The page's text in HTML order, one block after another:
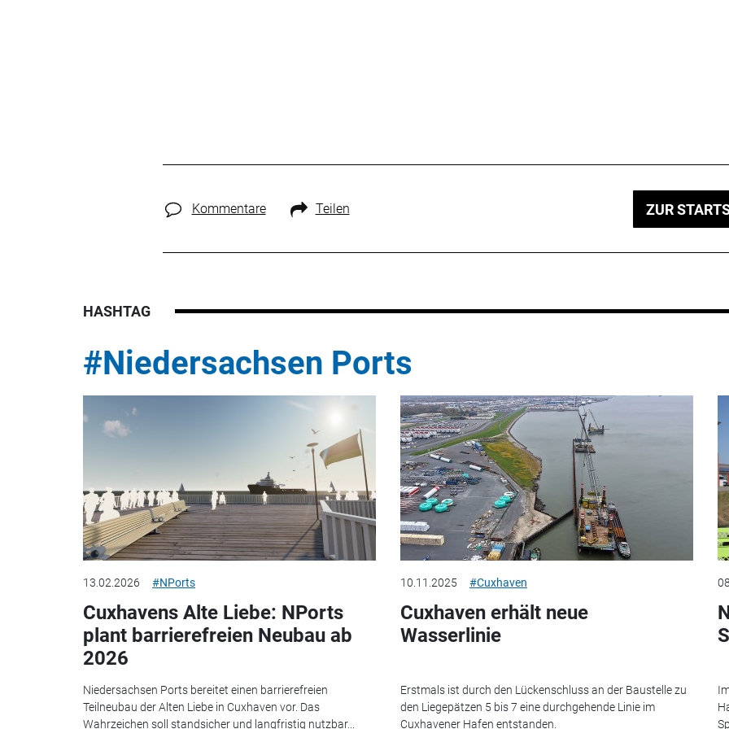
Kommentare Teilen ZUR
HASHTAG
#Niedersachsen Ports
13.02.2026 #NPorts
Cuxhavens Alte Liebe: NPorts
plant barrierefreien Neubau ab
2026
Niedersachsen Ports bereitet einen barrierefreien
Teilneubau der Alten Liebe in Cuxhaven vor. Das
Wahrzeichen soll standsicher und langfristig nutzbar...
10.11.2025 #Cuxhaven
Cuxhaven erhält neue
Wasserlinie
Erstmals ist durch den Lückenschluss an der Baustelle zu
den Liegepätzen 5 bis 7 eine durchgehende Linie im
Cuxhavener Hafen entstanden.